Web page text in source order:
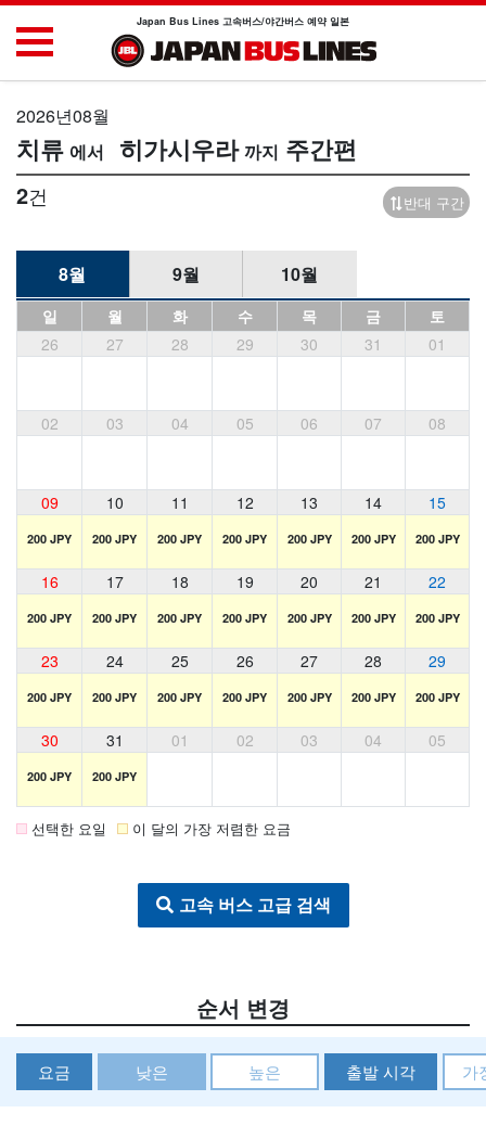
Japan Bus Lines 고속버스/야간버스 예약 일본
2026년08월
치류 히가시우라 주간편
2건 반대 구간
8월 9월 10월
일 월 화 수 목 금
토
26
27 28 29 30 31 01
02 03 04 05 06 07 08
09 10 11 12 13 14 15
200 JPY 200 JPY 200 JPY 200 JPY 200 JPY 200 JPY 200 JPY
16 17 18 19 20 21 22
200 JPY 200 JPY 200 JPY 200 JPY 200 JPY 200 JPY 200 JPY
23 24 25 26 27 28 29
200 JPY 200 JPY 200 JPY 200 JPY 200 JPY 200 JPY 200 JPY
30 31 01 02 03 04 05
200 JPY 200 JPY
선택한 요일 이 달의 가장 저렴한 요금
고속 버스 고급 검색
순서 변경
요금 낮은 높은 출발 시각 가